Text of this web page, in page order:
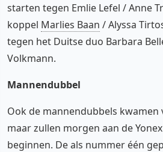
starten tegen Emlie Lefel / Anne
koppel Marlies Baan / Alyssa
tegen het Duitse duo Barbara
Volkmann.
Mannendubbel
Ook de mannendubbels kwamen
maar zullen morgen aan de
beginnen. De als nummer één